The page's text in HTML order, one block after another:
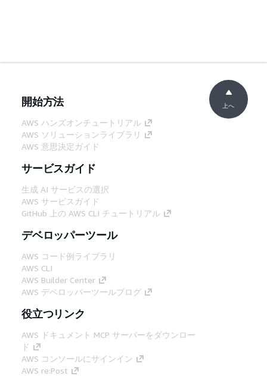
開始方法
AWS ハンズオンチュートリアル
AWS ソリューションライブラリ
AWS 意思決定ガイド
サービスガイド
生成 AI サービスの選択
AWS サービスガイド
GitHub 上の AWS CLI チュートリアル
デベロッパーツール
AWS コード例ライブラリ
AWS CLI
AWS Builder Center
AWS デベロッパーツールブログ
役立つリンク
AWS ドキュメント MCP サーバーをダウンロー
ド
AWS コンソールにサインイン
AWS re:Post
上へ